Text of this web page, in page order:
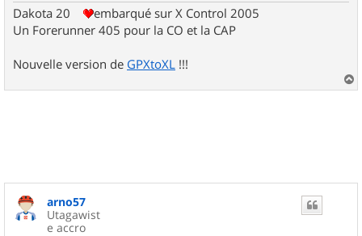
Dakota 20
embarqué sur X Control 2005
Un Forerunner 405 pour la CO et la CAP
Nouvelle version de GPXtoXL !!!
a
arno57
Utagawist
e accro